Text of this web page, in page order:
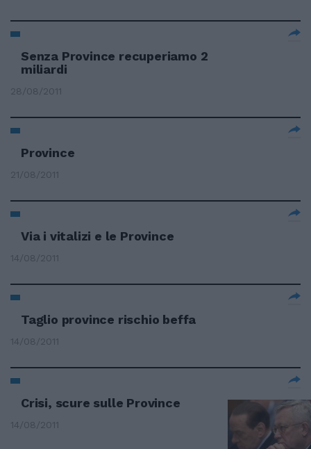
Senza Province recuperiamo 2
miliardi
28/08/2011
Province
21/08/2011
Via i vitalizi e le Province
14/08/2011
Taglio province rischio beffa
14/08/2011
Crisi, scure sulle Province
14/08/2011